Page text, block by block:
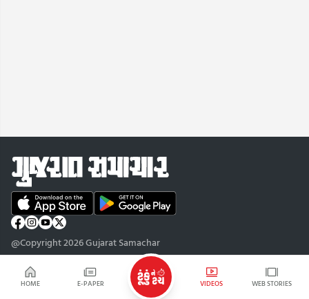
HOME E-PAPER VIDEOS WEB STORIES
@Copyright 2026 Gujarat Samachar